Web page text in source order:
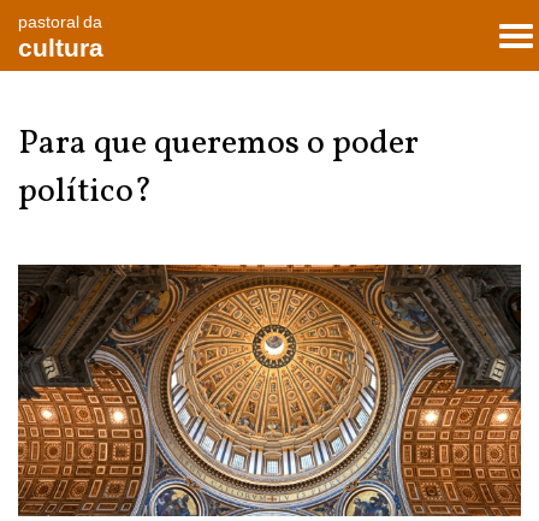
pastoral da
cultura
Para que queremos o poder
político?